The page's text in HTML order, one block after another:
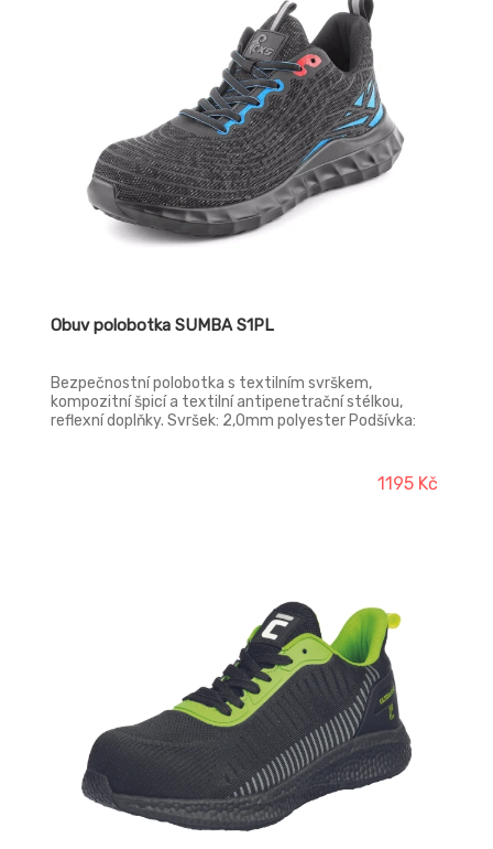
Obuv polobotka SUMBA S1PL
Bezpečnostní polobotka s textilním svrškem,
kompozitní špicí a textilní antipenetrační stélkou,
reflexní doplňky. Svršek: 2,0mm polyester Podšívka:
1195 Kč